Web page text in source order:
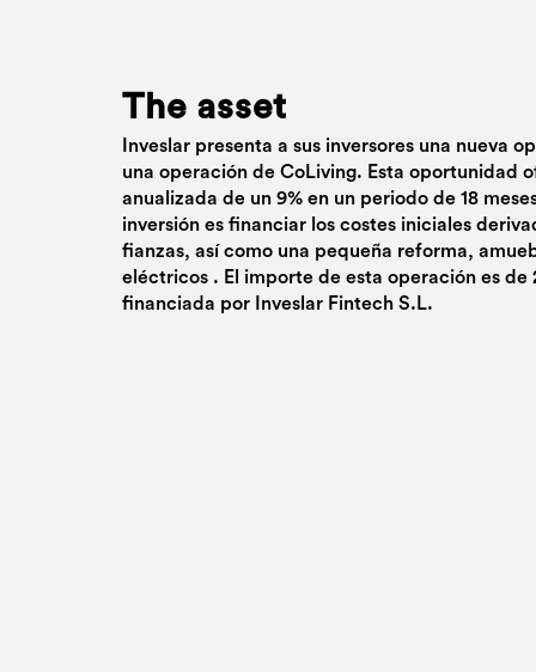
The asset
Inveslar presenta a sus inversores una nueva
una operación de CoLiving. Esta oportunidad
anualizada de un 9% en un periodo de 18
inversión es financiar los costes iniciales
fianzas, así como una pequeña reforma,
eléctricos . El importe de esta operación es de
financiada por Inveslar Fintech S.L.